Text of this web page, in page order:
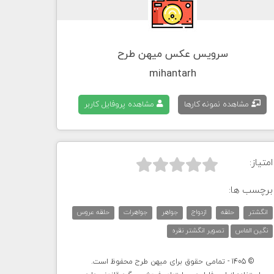
سرویس عکس میهن طرح
mihantarh
مشاهده نمونه کارها مشاهده پروفایل کاربر
امتیاز: 


برچسب ها:
انگشتر حلقه ازدواج جواهر جواهرات
حلقه عروس
نگین الماس
تصویر انگشتر نقره
© 1405 - تمامی حقوق برای میهن طرح محفوظ است.